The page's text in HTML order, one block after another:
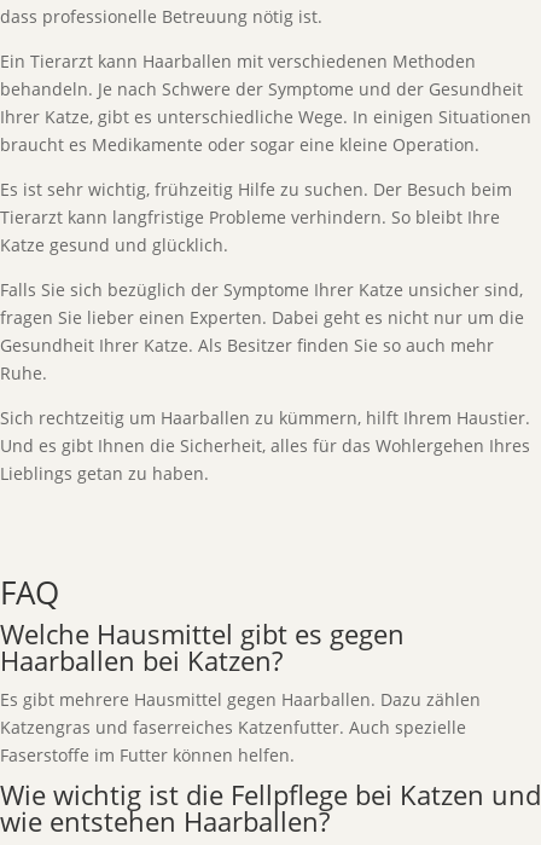
dass professionelle Betreuung nötig ist.
Ein Tierarzt kann Haarballen mit verschiedenen Methoden
behandeln. Je nach Schwere der Symptome und der Gesundheit
Ihrer Katze, gibt es unterschiedliche Wege. In einigen Situationen
braucht es Medikamente oder sogar eine kleine Operation.
Es ist sehr wichtig, frühzeitig Hilfe zu suchen. Der Besuch beim
Tierarzt kann langfristige Probleme verhindern. So bleibt Ihre
Katze gesund und glücklich.
Falls Sie sich bezüglich der Symptome Ihrer Katze unsicher sind,
fragen Sie lieber einen Experten. Dabei geht es nicht nur um die
Gesundheit Ihrer Katze. Als Besitzer finden Sie so auch mehr
Ruhe.
Sich rechtzeitig um Haarballen zu kümmern, hilft Ihrem Haustier.
Und es gibt Ihnen die Sicherheit, alles für das Wohlergehen Ihres
Lieblings getan zu haben.
FAQ
Welche Hausmittel gibt es gegen
Haarballen bei Katzen?
Es gibt mehrere Hausmittel gegen Haarballen. Dazu zählen
Katzengras und faserreiches Katzenfutter. Auch spezielle
Faserstoffe im Futter können helfen.
Wie wichtig ist die Fellpflege bei Katzen und
wie entstehen Haarballen?